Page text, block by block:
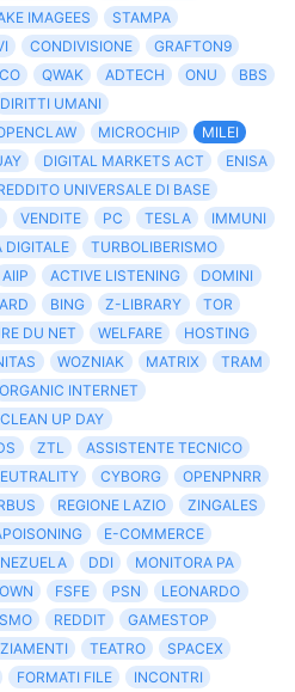
IMAGEES
STAMPA
CONDIVISIONE
GRAFTON9
QWAK ADTECH ONU
BBS
DIRITTI UMANI
MICROCHIP
MILEI
DIGITAL MARKETS ACT
ENISA
UNIVERSALE DI BASE
VENDITE PC TESLA
IMMUNI
DIGITALE
TURBOLIBERISMO
AIIP ACTIVE LISTENING
DOMINI
BING Z-LIBRARY
TOR
DU NET WELFARE
HOSTING
WOZNIAK MATRIX
TRAM
ORGANIC INTERNET
UP DAY
ZTL
ASSISTENTE TECNICO
CYBORG
OPENPNRR
REGIONE LAZIO
ZINGALES
E-COMMERCE
DDI
MONITORA PA
FSFE PSN
LEONARDO
REDDIT
GAMESTOP
TEATRO
SPACEX
FORMATI FILE INCONTRI